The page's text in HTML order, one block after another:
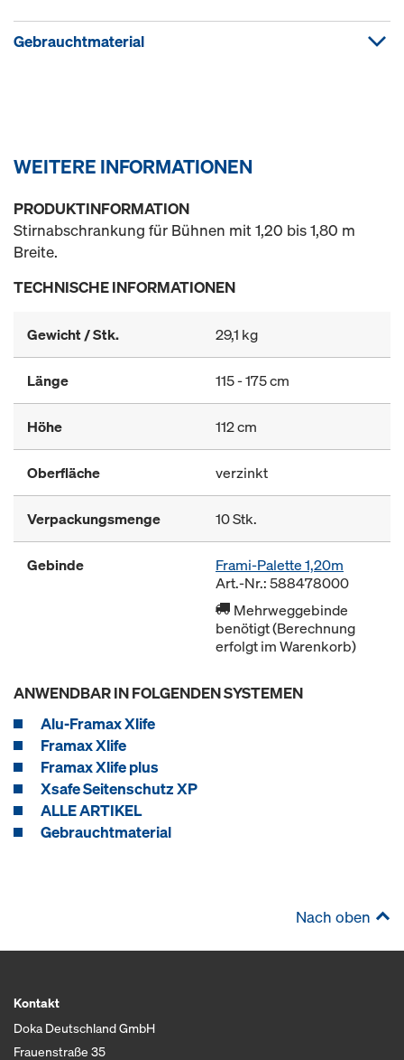
Gebrauchtmaterial
WEITERE INFORMATIONEN
PRODUKTINFORMATION
Stirnabschrankung für Bühnen mit 1,20 bis 1,80 m
Breite.
TECHNISCHE INFORMATIONEN
Gewicht / Stk. 29,1 kg
Länge 115 - 175 cm
Höhe 112 cm
Oberfläche verzinkt
Verpackungsmenge 10 Stk.
Gebinde
Frami-Palette 1,20m
Art.-Nr.: 588478000
Mehrweggebinde
benötigt (Berechnung
erfolgt im Warenkorb)
ANWENDBAR IN FOLGENDEN SYSTEMEN
Alu-Framax Xlife
Framax Xlife
Framax Xlife plus
Xsafe Seitenschutz XP
ALLE ARTIKEL
Gebrauchtmaterial
Nach oben
Kontakt
Doka Deutschland GmbH
Frauenstraße 35